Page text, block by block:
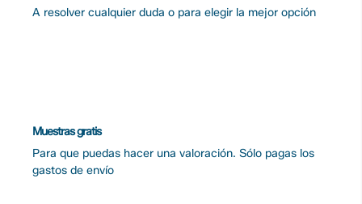
A resolver cualquier duda o para elegir la mejor opción
Muestras gratis
Para que puedas hacer una valoración. Sólo pagas los
gastos de envío